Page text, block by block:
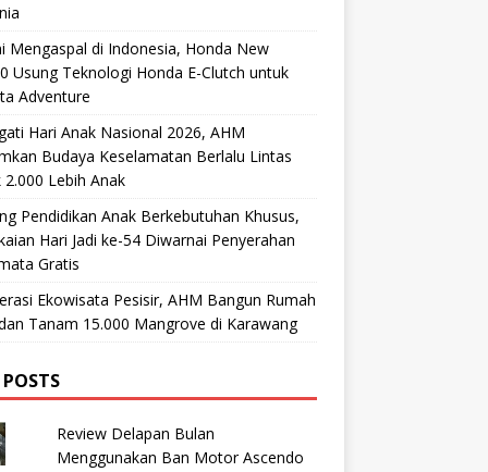
Mengaspal di Indonesia, Honda New
Usung Teknologi Honda E-Clutch untuk
Adventure
Hari Anak Nasional 2026, AHM
Budaya Keselamatan Berlalu Lintas
Lebih Anak
Pendidikan Anak Berkebutuhan Khusus,
Hari Jadi ke-54 Diwarnai Penyerahan
Gratis
Ekowisata Pesisir, AHM Bangun Rumah
Tanam 15.000 Mangrove di Karawang
Review Delapan Bulan
Menggunakan Ban Motor Ascendo